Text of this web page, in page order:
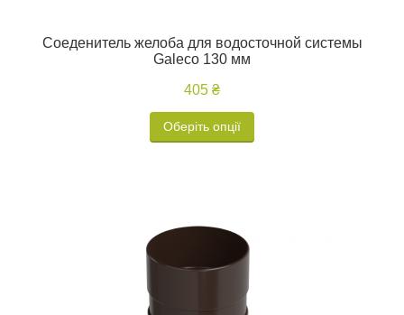
Соеденитель желоба для водосточной системы
Galeco 130 мм
405 ₴
Оберіть опції